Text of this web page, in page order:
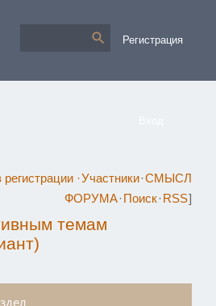
Регистрация
·Участники·СМЫСЛ
ФОРУМА·Поиск·RSS]
темам